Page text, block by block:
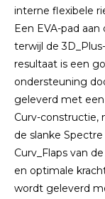
interne flexibele
Een EVA-pad
terwijl de
resultaat is een
ondersteuning
geleverd met
Curv-constructie,
de slanke
Curv_Flaps van
en optimale
wordt geleverd